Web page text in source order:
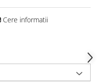
Cere informatii